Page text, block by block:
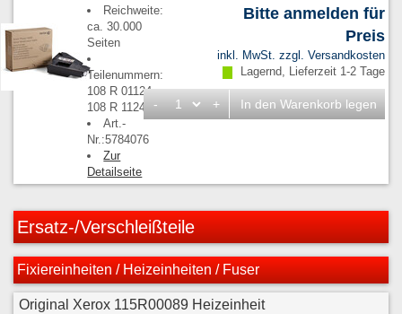
Reichweite:
ca. 30.000
Seiten
Teilenummern:
108 R 01124,
108 R 1124
Art.-
Nr.:5784076
Zur
Detailseite
Bitte anmelden für
Preis
inkl. MwSt. zzgl. Versandkosten
Lagernd, Lieferzeit 1-2 Tage
- + In den Warenkorb legen
Ersatz-/Verschleißteile
Fixiereinheiten / Heizeinheiten / Fuser
Original Xerox 115R00089 Heizeinheit